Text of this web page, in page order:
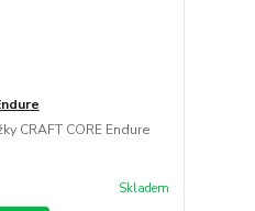
CRAFT CORE Endure
Skladem